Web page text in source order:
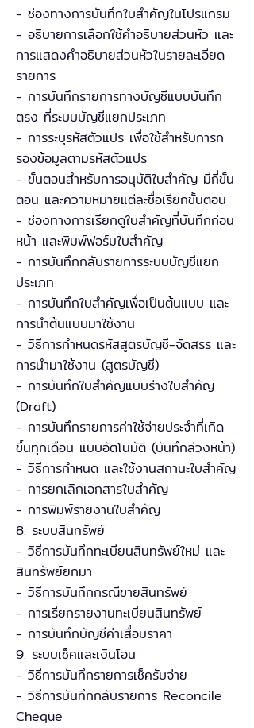
- ช่องทางการบันทึกใบสำคัญในโปรแกรม
- อธิบายการเลือกใช้คำอธิบายส่วนหัว และ
การแสดงคำอธิบายส่วนหัวในรายละเอียด
รายการ
- การบันทึกรายการทางบัญชีแบบบันทึก
ตรง ที่ระบบบัญชีแยกประเภท
- การระบุรหัสตัวแปร เพื่อใช้สำหรับการก
รองข้อมูลตามรหัสตัวแปร
- ขั้นตอนสำหรับการอนุมัติใบสำคัญ มีกี่ขั้น
ตอน และความหมายแต่ละชื่อเรียกขั้นตอน
- ช่องทางการเรียกดูใบสำคัญที่บันทึกก่อน
หน้า และพิมพ์ฟอร์มใบสำคัญ
- การบันทึกกลับรายการระบบบัญชีแยก
ประเภท
- การบันทึกใบสำคัญเพื่อเป็นต้นแบบ และ
การนำต้นแบบมาใช้งาน
- วิธีการกำหนดรหัสสูตรบัญชี-จัดสรร และ
การนำมาใช้งาน (สูตรบัญชี)
- การบันทึกใบสำคัญแบบร่างใบสำคัญ
(Draft)
- การบันทึกรายการค่าใช้จ่ายประจำที่เกิด
ขึ้นทุกเดือน แบบอัตโนมัติ (บันทึกล่วงหน้า)
- วิธีการกำหนด และใช้งานสถานะใบสำคัญ
- การยกเลิกเอกสารใบสำคัญ
- การพิมพ์รายงานใบสำคัญ
8. ระบบสินทรัพย์
- วิธีการบันทึกทะเบียนสินทรัพย์ใหม่ และ
สินทรัพย์ยกมา
- วิธีการบันทึกกรณีขายสินทรัพย์
- การเรียกรายงานทะเบียนสินทรัพย์
- การบันทึกบัญชีค่าเสื่อมราคา
9. ระบบเช็คและเงินโอน
- วิธีการบันทึกรายการเช็ครับจ่าย
- วิธีการบันทึกกลับรายการ Reconcile
Cheque